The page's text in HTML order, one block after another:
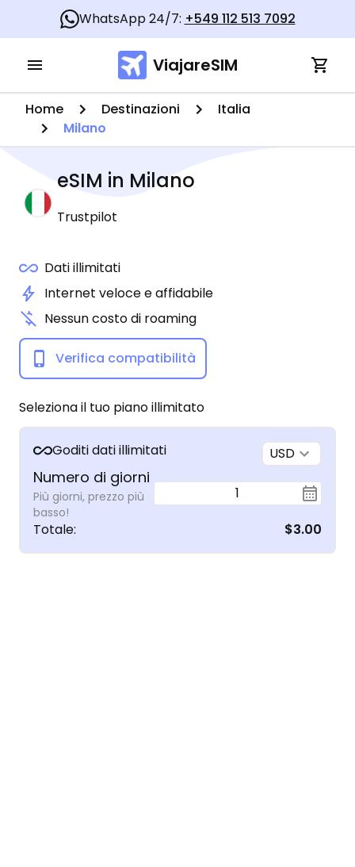
WhatsApp 24/7: +549 112 513 7092
ViajareSIM
Home Destinazioni
Italia
Milano
eSIM in Milano
Trustpilot
Dati illimitati
Internet veloce e affidabile
Nessun costo di roaming
Verifica compatibilità
Seleziona il tuo piano illimitato
Goditi dati illimitati USD
Numero di giorni
Più giorni, prezzo più
basso!
1
Totale: $3.00